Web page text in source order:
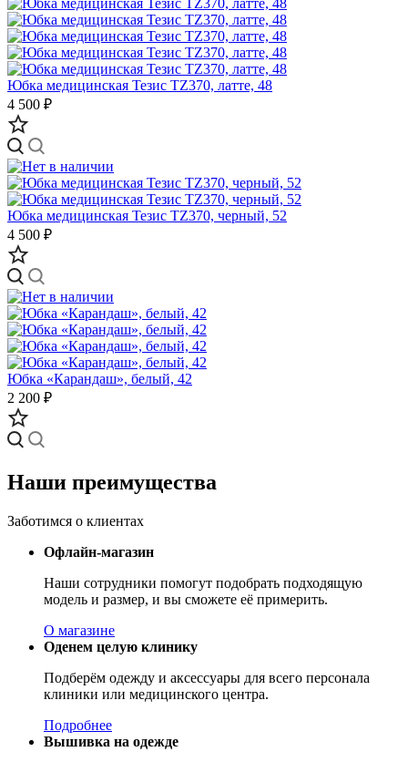
Юбка медицинская Тезис TZ370, латте, 48
4 500 ₽
Юбка медицинская Тезис TZ370, черный, 52
4 500 ₽
Юбка «Карандаш», белый, 42
2 200 ₽
Наши преимущества
Заботимся о клиентах
Офлайн-магазин
Наши сотрудники помогут подобрать подходящую
модель и размер, и вы сможете её примерить.
О магазине
Оденем целую клинику
Подберём одежду и аксессуары для всего персонала
клиники или медицинского центра.
Подробнее
Вышивка на одежде